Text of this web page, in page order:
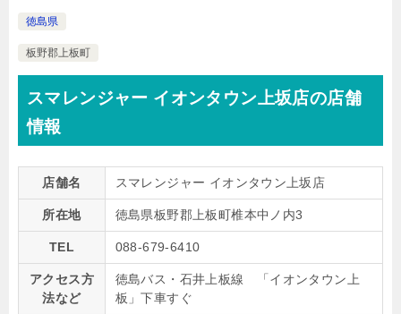
徳島県
板野郡上板町
スマレンジャー イオンタウン上坂店の店舗
情報
店舗名 スマレンジャー イオンタウン上坂店
所在地 徳島県板野郡上板町椎本中ノ内3
TEL 088-679-6410
アクセス方
法など
徳島バス・石井上板線 「イオンタウン上
板」下車すぐ